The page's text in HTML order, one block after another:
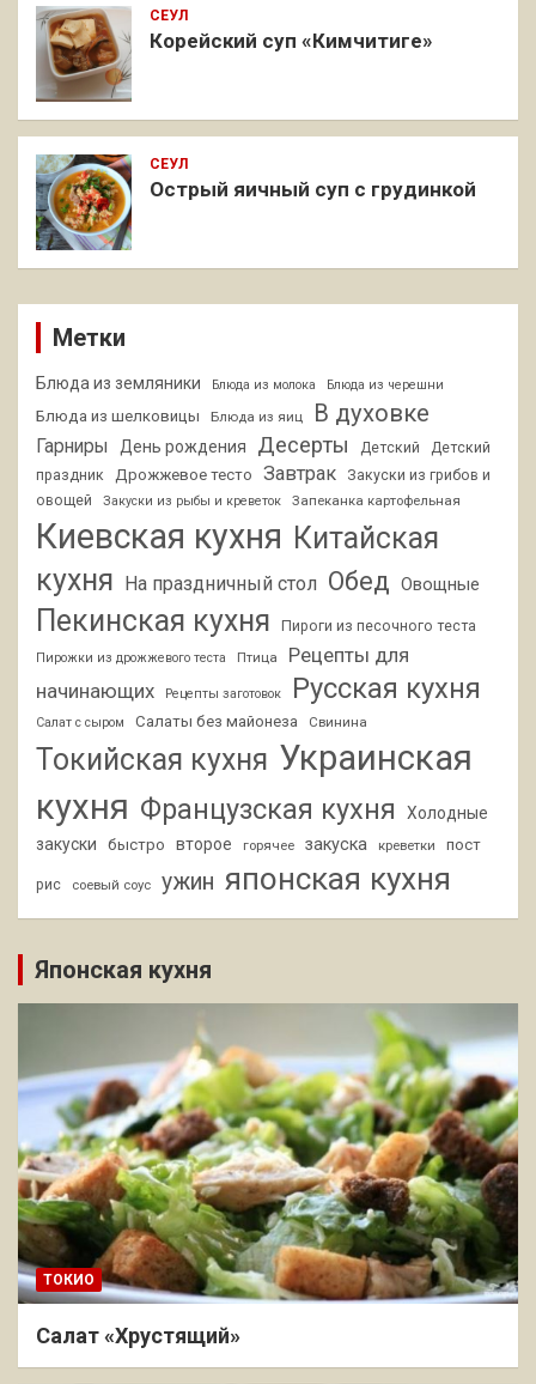
СЕУЛ
Корейский суп «Кимчитиге»
СЕУЛ
Острый яичный суп с грудинкой
Метки
Блюда из земляники Блюда из молока Блюда из черешни
Блюда из шелковицы Блюда из яиц В духовке
Гарниры День рождения Десерты Детский
Детский
праздник
Дрожжевое тесто Завтрак
Закуски из грибов и
овощей
Закуски из рыбы и креветок Запеканка картофельная
Киевская кухня Китайская
кухня На праздничный стол Обед Овощные
Пекинская кухня Пироги из песочного теста
Пирожки из дрожжевого теста Птица
Рецепты для
начинающих
Рецепты заготовок Русская кухня
Салат с сыром Салаты без майонеза Свинина
Токийская кухня Украинская
кухня Французская кухня
Холодные
закуски
быстро второе горячее закуска креветки пост
рис соевый соус ужин японская кухня
Японская кухня
ТОКИО
Салат «Хрустящий»